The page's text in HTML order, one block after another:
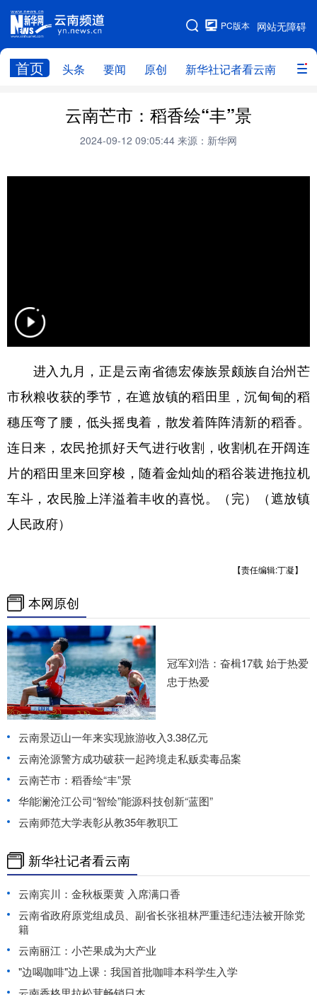
网站无障碍
PC版本
首页 头条 要闻 原创 新华社记者看云南 政务
网站地图
头条 云南要闻 本网原创
新华社记者看云南 政务
云南芒市：稻香绘“丰”景
2024-09-12 09:05:44 来源：新华网
进入九月，正是云南省德宏傣族景颇族自治州芒
市秋粮收获的季节，在遮放镇的稻田里，沉甸甸的稻
穗压弯了腰，低头摇曳着，散发着阵阵清新的稻香。
连日来，农民抢抓好天气进行收割，收割机在开阔连
片的稻田里来回穿梭，随着金灿灿的稻谷装进拖拉机
车斗，农民脸上洋溢着丰收的喜悦。（完）（遮放镇
人民政府）
【责任编辑:丁凝】
本网原创
冠军刘浩：奋楫17载 始于热爱
忠于热爱
云南景迈山一年来实现旅游收入3.38亿元
云南沧源警方成功破获一起跨境走私贩卖毒品案
云南芒市：稻香绘“丰”景
华能澜沧江公司“智绘”能源科技创新“蓝图”
云南师范大学表彰从教35年教职工
新华社记者看云南
云南宾川：金秋板栗黄 入席满口香
云南省政府原党组成员、副省长张祖林严重违纪违法被开除党
籍
云南丽江：小芒果成为大产业
"边喝咖啡"边上课：我国首批咖啡本科学生入学